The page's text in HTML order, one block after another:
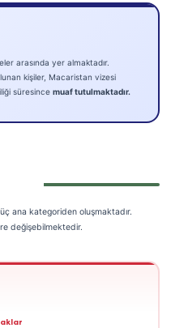
arasında yer almaktadır.
kişiler, Macaristan vizesi
süresince muaf tutulmaktadır.
ana kategoriden oluşmaktadır.
değişebilmektedir.